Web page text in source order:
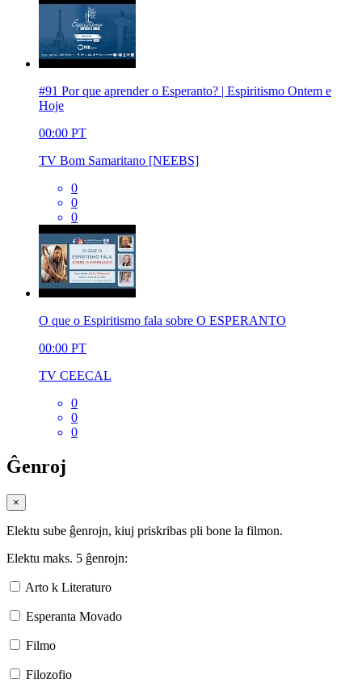
#91 Por que aprender o Esperanto? | Espiritismo Ontem e
Hoje
00:00 PT
TV Bom Samaritano [NEEBS]
0
0
0
O que o Espiritismo fala sobre O ESPERANTO
00:00 PT
TV CEECAL
0
0
0
Ĝenroj
×
Elektu sube ĝenrojn, kiuj priskribas pli bone la filmon.
Elektu maks. 5 ĝenrojn:
Arto k Literaturo
Esperanta Movado
Filmo
Filozofio